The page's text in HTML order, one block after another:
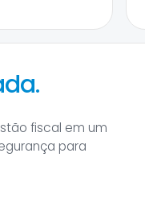
fiscal em um
para